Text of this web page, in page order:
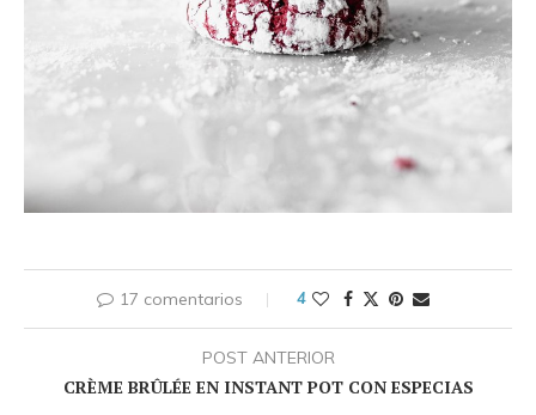
17 comentarios 4
POST ANTERIOR
CRÈME BRÛLÉE EN INSTANT POT CON ESPECIAS